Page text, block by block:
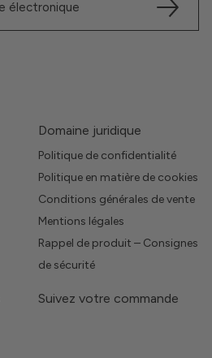
Domaine juridique
Politique de confidentialité
Politique en matière de cookies
Conditions générales de vente
Mentions légales
Rappel de produit – Consignes
de sécurité
Suivez votre commande